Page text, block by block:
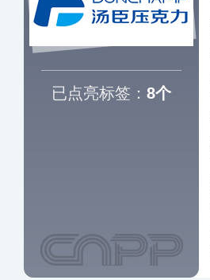
已点亮标签： 8个